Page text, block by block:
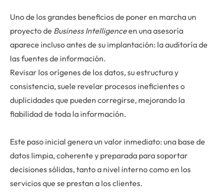
Uno de los grandes beneficios de poner en marcha un
proyecto de Business Intelligenceen una asesoría
aparece incluso antes de su implantación: la auditoría de
las fuentes de información.
Revisar los orígenes de los datos, su estructura y
consistencia, suele revelar procesos ineficientes o
duplicidades que pueden corregirse, mejorando la
fiabilidad de toda la información.
Este paso inicial genera un valor inmediato: una base de
datos limpia, coherente y preparada para soportar
decisiones sólidas, tanto a nivel interno como en los
servicios que se prestan a los clientes.